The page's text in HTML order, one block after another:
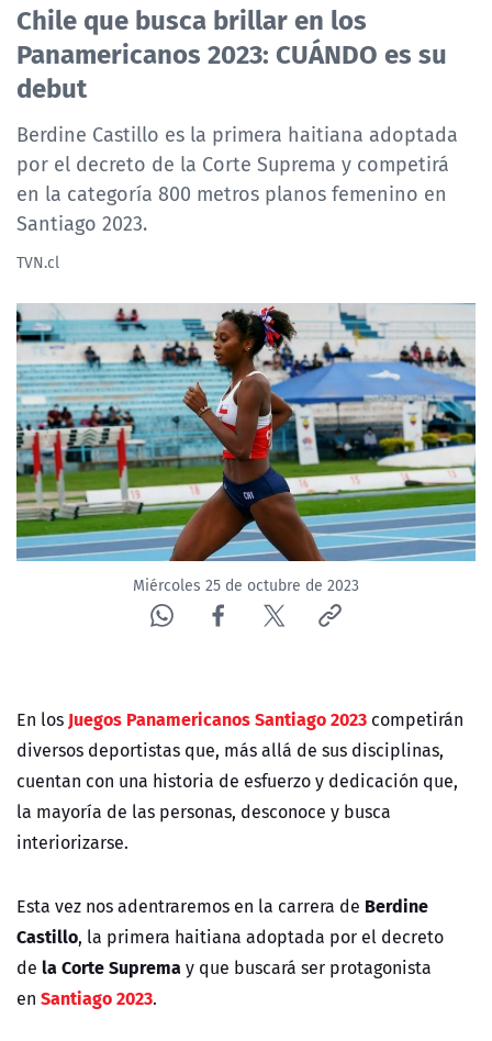
NTV
ACTUALIDAD Y TENDENCIAS
CORPORATIVO Y TRANSPARENCIA
CANAL DE DENUNCIAS
ÁREA DE PROYECTOS
Chile que busca brillar en los
Panamericanos 2023: CUÁNDO es su
debut
Berdine Castillo es la primera haitiana adoptada
por el decreto de la Corte Suprema y competirá
en la categoría 800 metros planos femenino en
Santiago 2023.
TVN.cl
Miércoles 25 de octubre de 2023
En losJuegos Panamericanos Santiago 2023 competirán
diversos deportistas que, más allá de sus disciplinas,
cuentan con una historia de esfuerzo y dedicación que,
la mayoría de las personas, desconoce y busca
interiorizarse.
Esta vez nos adentraremos en la carrera de Berdine
Castillo, la primera haitiana adoptada por el decreto
de la Corte Supremay que buscará ser protagonista
en Santiago 2023.